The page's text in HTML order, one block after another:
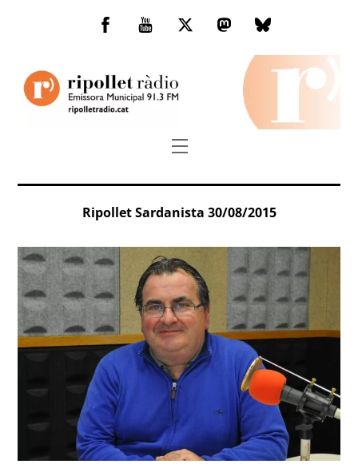
Facebook
You
TwitterMastodonBluesky
Menu
Ripollet Sardanista 30/08/2015